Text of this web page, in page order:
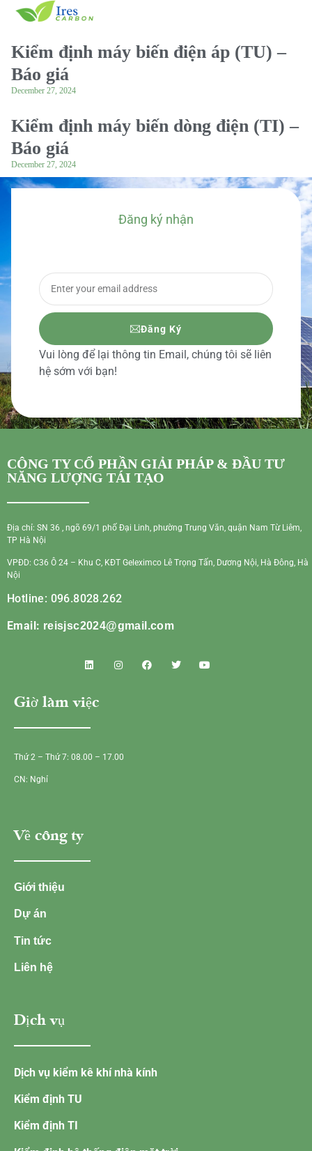
Kiểm định máy biến điện áp (TU) –
Báo giá
December 27, 2024
Kiểm định máy biến dòng điện (TI) –
Báo giá
December 27, 2024
Đăng ký nhận
Đăng Ký
Vui lòng để lại thông tin Email, chúng tôi sẽ liên
hệ sớm với bạn!
CÔNG TY CỔ PHẦN GIẢI PHÁP & ĐẦU TƯ
NĂNG LƯỢNG TÁI TẠO
Địa chỉ: SN 36 , ngõ 69/1 phố Đại Linh, phường Trung Văn, quận Nam Từ Liêm,
TP Hà Nội
VPĐD: C36 Ô 24 – Khu C, KĐT Geleximco Lê Trọng Tấn, Dương Nội, Hà Đông, Hà
Nội
Hotline: 096.8028.262
Email: reisjsc2024@gmail.com
Giờ làm việc
Thứ 2 – Thứ 7: 08.00 – 17.00
CN: Nghỉ
Về công ty
Giới thiệu
Dự án
Tin tức
Liên hệ
Dịch vụ
Dịch vụ kiểm kê khí nhà kính
Kiểm định TU
Kiểm định TI